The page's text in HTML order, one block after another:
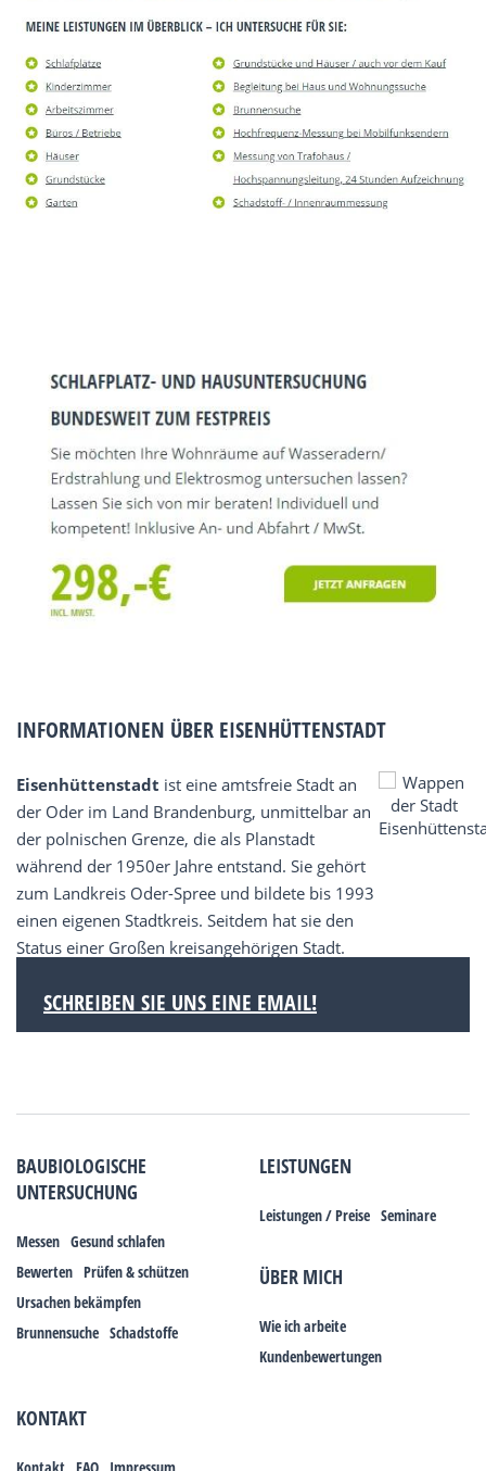
INFORMATIONEN ÜBER EISENHÜTTENSTADT
Eisenhüttenstadt ist eine amtsfreie Stadt an
der Oder im Land Brandenburg, unmittelbar an
der polnischen Grenze, die als Planstadt
während der 1950er Jahre entstand. Sie gehört
zum Landkreis Oder-Spree und bildete bis 1993
einen eigenen Stadtkreis. Seitdem hat sie den
Status einer Großen kreisangehörigen Stadt.
SCHREIBEN SIE UNS EINE EMAIL!
BAUBIOLOGISCHE
UNTERSUCHUNG
Messen Gesund schlafen
Bewerten Prüfen & schützen
Ursachen bekämpfen
Brunnensuche Schadstoffe
LEISTUNGEN
Leistungen / Preise Seminare
ÜBER MICH
Wie ich arbeite
Kundenbewertungen
KONTAKT